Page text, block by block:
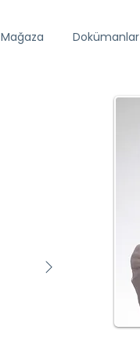
Mağaza Dokümanlar